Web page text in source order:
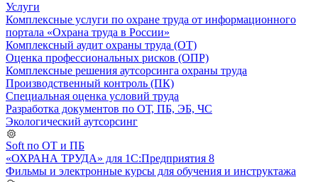
Услуги
Комплексные услуги по охране труда от информационного
портала «Охрана труда в России»
Комплексный аудит охраны труда (ОТ)
Оценка профессиональных рисков (ОПР)
Комплексные решения аутсорсинга охраны труда
Производственный контроль (ПК)
Специальная оценка условий труда
Разработка документов по ОТ, ПБ, ЭБ, ЧС
Экологический аутсорсинг
Soft по ОТ и ПБ
«ОХРАНА ТРУДА» для 1С:Предприятия 8
Фильмы и электронные курсы для обучения и инструктажа